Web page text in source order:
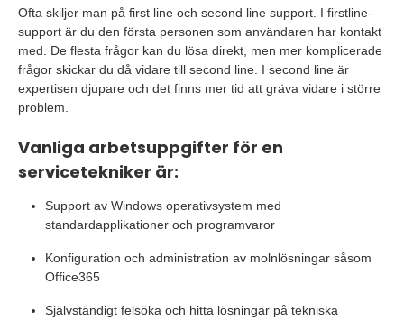
Ofta skiljer man på first line och second line support. I firstline-
support är du den första personen som användaren har kontakt
med. De flesta frågor kan du lösa direkt, men mer komplicerade
frågor skickar du då vidare till second line. I second line är
expertisen djupare och det finns mer tid att gräva vidare i större
problem.
Vanliga arbetsuppgifter för en
servicetekniker är:
Support av Windows operativsystem med
standardapplikationer och programvaror
Konfiguration och administration av molnlösningar såsom
Office365
Självständigt felsöka och hitta lösningar på tekniska